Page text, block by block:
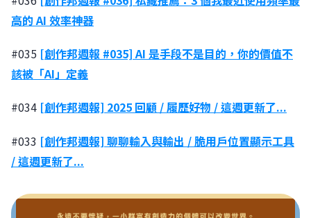
高的 AI 效率神器
#035 [創作邦週報 #035] AI 是手段不是目的，你的價值不
該被「AI」定義
#034 [創作邦週報] 2025 回顧 / 履歷好物 / 這週更新了...
#033 [創作邦週報] 聊聊輸入與輸出 / 脆用戶位置顯示工具
/ 這週更新了...